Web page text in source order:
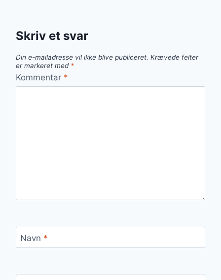
Skriv et svar
Din e-mailadresse vil ikke blive publiceret. Krævede felter
er markeret med *
Kommentar *
Navn *